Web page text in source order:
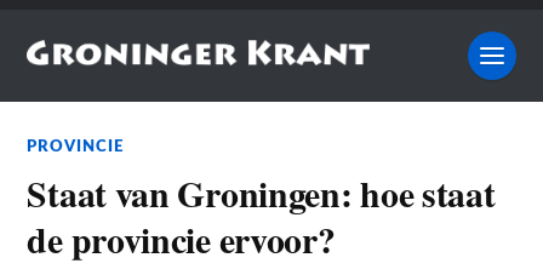
PROVINCIE
Staat van Groningen: hoe staat
de provincie ervoor?